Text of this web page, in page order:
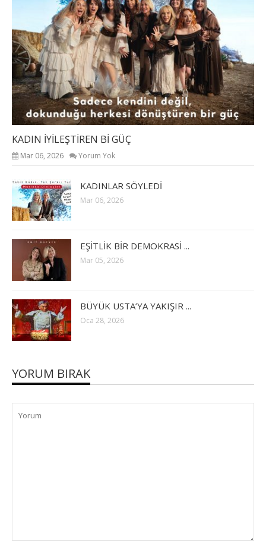
KADIN İYİLEŞTİREN Bİ GÜÇ
Mar 06, 2026 Yorum Yok
KADINLAR SÖYLEDİ
Mar 06, 2026
EŞİTLİK BİR DEMOKRASİ ...
Mar 05, 2026
BÜYÜK USTA’YA YAKIŞIR ...
Oca 28, 2026
YORUM BIRAK